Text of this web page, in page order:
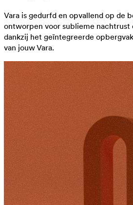
Vara is gedurfd en opvallend op de
ontworpen voor sublieme nachtrust
dankzij het geïntegreerde
van jouw Vara.